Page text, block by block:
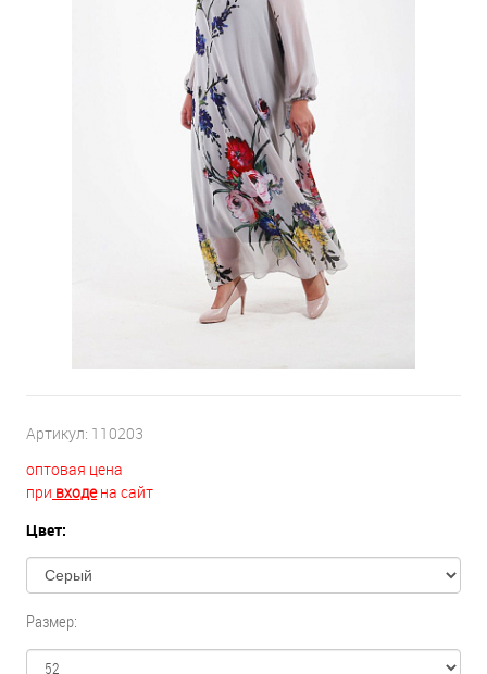
Артикул: 110203
оптовая цена
при входена сайт
Цвет:
Размер: